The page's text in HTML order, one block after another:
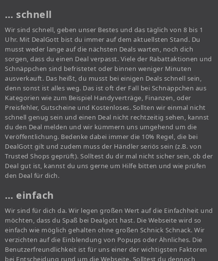
… schnell
Wir sind schnell, geben unser Bestes und das täglich von 8 bis 1
Uhr. Mit DealGott bist du immer auf dem aktuellsten Stand. Du
musst weder lange auf die nächsten Deals warten, noch dich
sorgen, dass du einen Deal verpasst. Viele der Rabattaktionen und
Schnäppchen sind befristetet oder binnen weniger Minuten
ausverkauft. Das heißt, du musst bei einigen Deals schnell sein,
denn sonst ist alles weg. Das ist oft der Fall bei Schnäppchen aus
Kategorien wie zum Beispiel Handyverträge, Finanzen, oder
Preisfehler, Gutscheine und Kostenloses. Sollten wir einmal nicht
schnell genug sein und einen Deal nicht rechtzeitig sehen, kannst
du den Deal melden und wir kümmern uns umgehend um die
Veröffentlichung. Bedenke dabei immer die 10% Regel, die bei
DealGott gilt und zudem muss der Händler seriös sein (z.B. von
Trusted Shops geprüft). Solltest du dir mal nicht sicher sein, ob der
Deal gut ist, kannst du uns gerne um Hilfe bitten und wie prüfen
den Deal für dich.
… einfach
Wir sind für dich da. Wir legen großen Wert auf die Einfachheit und
möchten, dass du Spaß bei Dealgott hast. Die Webseite wird so
einfach wie möglich gehalten ohne großen Schnick Schnack. Wir
verzichten auf die Einblendung von Popups oder Ähnliches. Die
Benutzerfreundlichkeit ist für uns einer der wichtigsten Faktoren
bei Entscheidung rund um die Webseite. Solltest du dennoch